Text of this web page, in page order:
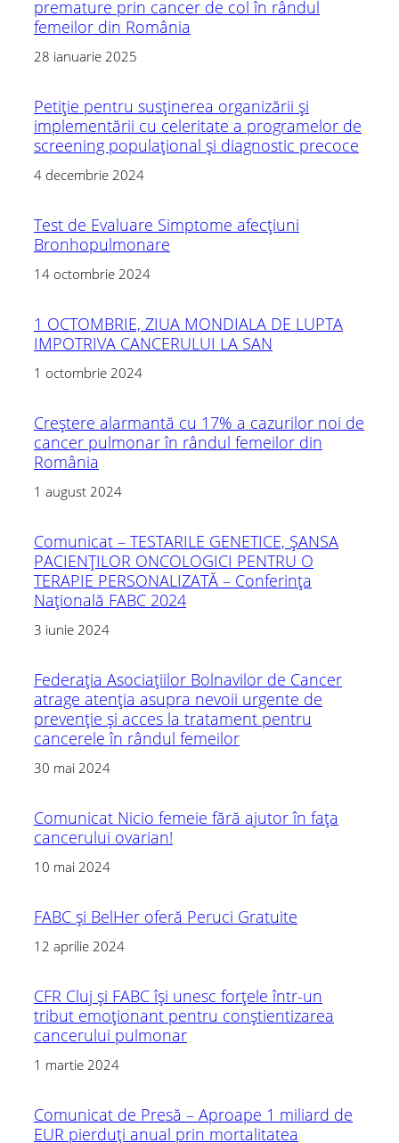
premature prin cancer de col în rândul
femeilor din România
28 ianuarie 2025
Petiție pentru susținerea organizării și
implementării cu celeritate a programelor de
screening populațional și diagnostic precoce
4 decembrie 2024
Test de Evaluare Simptome afecțiuni
Bronhopulmonare
14 octombrie 2024
1 OCTOMBRIE, ZIUA MONDIALA DE LUPTA
IMPOTRIVA CANCERULUI LA SAN
1 octombrie 2024
Creștere alarmantă cu 17% a cazurilor noi de
cancer pulmonar în rândul femeilor din
România
1 august 2024
Comunicat – TESTARILE GENETICE, ȘANSA
PACIENȚILOR ONCOLOGICI PENTRU O
TERAPIE PERSONALIZATĂ – Conferința
Națională FABC 2024
3 iunie 2024
Federația Asociațiilor Bolnavilor de Cancer
atrage atenția asupra nevoii urgente de
prevenție și acces la tratament pentru
cancerele în rândul femeilor
30 mai 2024
Comunicat Nicio femeie fără ajutor în fața
cancerului ovarian!
10 mai 2024
FABC și BelHer oferă Peruci Gratuite
12 aprilie 2024
CFR Cluj și FABC își unesc forțele într-un
tribut emoționant pentru conștientizarea
cancerului pulmonar
1 martie 2024
Comunicat de Presă – Aproape 1 miliard de
EUR pierduți anual prin mortalitatea